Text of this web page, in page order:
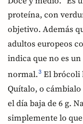
proteína, con
objetivo. Además
adultos europeos
indica que no es
normal.3 El brócoli
Quítalo, o
el día baja de 6 g.
simplemente lo